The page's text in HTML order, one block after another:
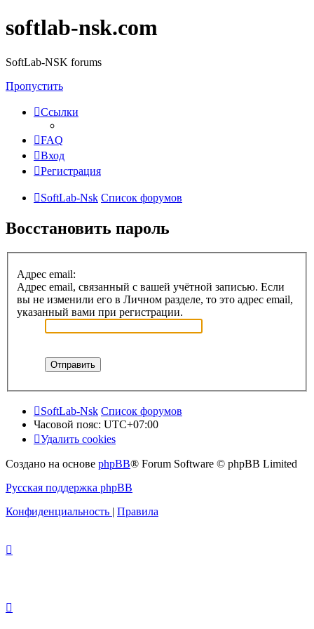
softlab-nsk.com
SoftLab-NSK forums
Пропустить
Ссылки
FAQ
Вход
Регистрация
SoftLab-Nsk Список форумов
Восстановить пароль
Адрес email:
Адрес email, связанный с вашей учётной записью. Если
вы не изменили его в Личном разделе, то это адрес email,
указанный вами при регистрации.
SoftLab-Nsk Список форумов
Часовой пояс: UTC+07:00
Удалить cookies
Создано на основе phpBB® Forum Software © phpBB Limited
Русская поддержка phpBB
Конфиденциальность | Правила